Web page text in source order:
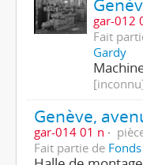
gar-012
Fait
Gardy
gar-014 01 n
Fait partie de